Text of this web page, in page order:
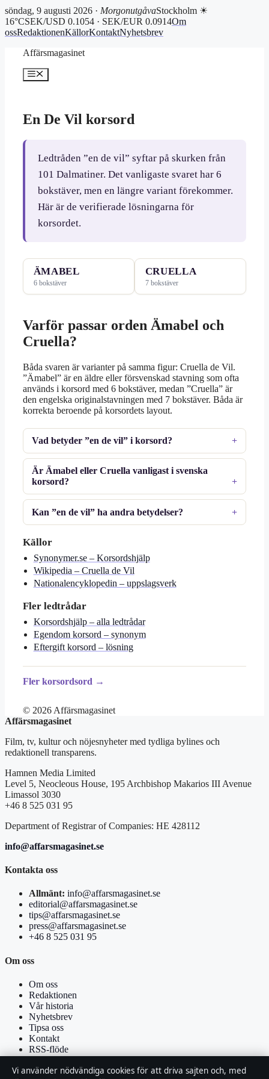
söndag, 9 augusti 2026 · MorgonutgåvaStockholm ☀
16°CSEK/USD 0.1054 · SEK/EUR 0.0914Om
ossRedaktionenKällorKontaktNyhetsbrev
Affärsmagasinet
Meny
En De Vil korsord
Ledtråden ”en de vil” syftar på skurken från
101 Dalmatiner. Det vanligaste svaret har 6
bokstäver, men en längre variant förekommer.
Här är de verifierade lösningarna för
korsordet.
ÄMABEL
6 bokstäver
CRUELLA
7 bokstäver
Varför passar orden Ämabel och
Cruella?
Båda svaren är varianter på samma figur: Cruella de Vil.
”Ämabel” är en äldre eller försvenskad stavning som ofta
används i korsord med 6 bokstäver, medan ”Cruella” är
den engelska originalstavningen med 7 bokstäver. Båda är
korrekta beroende på korsordets layout.
Vad betyder ”en de vil” i korsord?
Är Ämabel eller Cruella vanligast i svenska
korsord?
Kan ”en de vil” ha andra betydelser?
Källor
Synonymer.se – Korsordshjälp
Wikipedia – Cruella de Vil
Nationalencyklopedin – uppslagsverk
Fler ledtrådar
Korsordshjälp – alla ledtrådar
Egendom korsord – synonym
Eftergift korsord – lösning
Fler korsordsord →
© 2026 Affärsmagasinet
Affärsmagasinet
Film, tv, kultur och nöjesnyheter med tydliga bylines och
redaktionell transparens.
Hamnen Media Limited
Level 5, Neocleous House, 195 Archbishop Makarios III Avenue
Limassol 3030
+46 8 525 031 95
Department of Registrar of Companies: HE 428112
info@affarsmagasinet.se
Kontakta oss
Allmänt: info@affarsmagasinet.se
editorial@affarsmagasinet.se
tips@affarsmagasinet.se
press@affarsmagasinet.se
+46 8 525 031 95
Om oss
Om oss
Redaktionen
Vår historia
Nyhetsbrev
Tipsa oss
Kontakt
RSS-flöde
Förtroende & standarder
Vi använder nödvändiga cookies för att driva sajten och, med